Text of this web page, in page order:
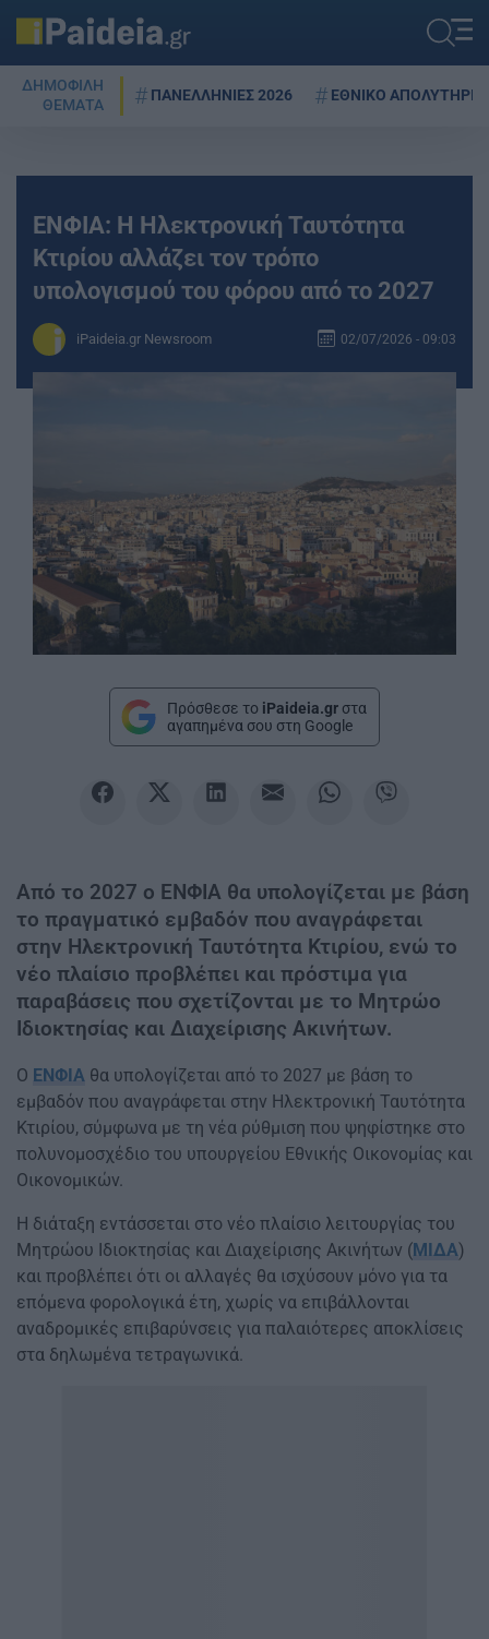
ΔΗΜΟΦΙΛΗ
ΘΕΜΑΤΑ
ΠΑΝΕΛΛΗΝΙΕΣ 2026 ΕΘΝΙΚΟ ΑΠΟΛΥΤΗΡΙΟ
ΕΝΦΙΑ: Η Ηλεκτρονική Ταυτότητα
Κτιρίου αλλάζει τον τρόπο
υπολογισμού του φόρου από το 2027
iPaideia.gr Newsroom 02/07/2026 - 09:03
Πρόσθεσε το iPaideia.gr στα
αγαπημένα σου στη Google
Από το 2027 ο ΕΝΦΙΑ θα υπολογίζεται με βάση
το πραγματικό εμβαδόν που αναγράφεται
στην Ηλεκτρονική Ταυτότητα Κτιρίου, ενώ το
νέο πλαίσιο προβλέπει και πρόστιμα για
παραβάσεις που σχετίζονται με το Μητρώο
Ιδιοκτησίας και Διαχείρισης Ακινήτων.
Ο ΕΝΦΙΑ θα υπολογίζεται από το 2027 με βάση το
εμβαδόν που αναγράφεται στην Ηλεκτρονική Ταυτότητα
Κτιρίου, σύμφωνα με τη νέα ρύθμιση που ψηφίστηκε στο
πολυνομοσχέδιο του υπουργείου Εθνικής Οικονομίας και
Οικονομικών.
Η διάταξη εντάσσεται στο νέο πλαίσιο λειτουργίας του
Μητρώου Ιδιοκτησίας και Διαχείρισης Ακινήτων (ΜΙΔΑ)
και προβλέπει ότι οι αλλαγές θα ισχύσουν μόνο για τα
επόμενα φορολογικά έτη, χωρίς να επιβάλλονται
αναδρομικές επιβαρύνσεις για παλαιότερες αποκλίσεις
στα δηλωμένα τετραγωνικά.